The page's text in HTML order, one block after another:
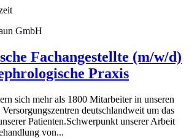
GmbH
Fachangestellte (m/w/d)
Praxis
sich mehr als 1800 Mitarbeiter in unseren
deutschlandweit um das
Patienten.Schwerpunkt unserer Arbeit
von...